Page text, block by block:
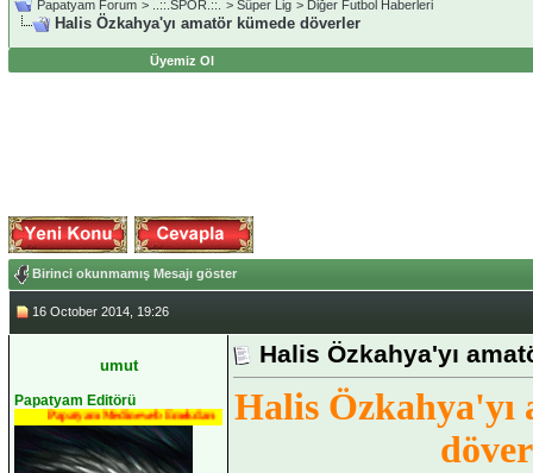
Papatyam Forum > ..::.SPOR.::. > Süper Lig > Diğer Futbol Haberleri
Halis Özkahya'yı amatör kümede döverler
Üyemiz Ol
Birinci okunmamış Mesajı göster
16 October 2014, 19:26
umut
Papatyam Editörü
Papatyam Medineweb Emekdarı
Halis Özkahya'yı
Halis Özkahya'yı